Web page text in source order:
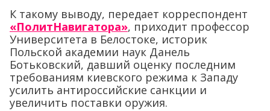
К такому выводу, передает корреспондент
«ПолитНавигатора», приходит профессор
Университета в Белостоке, историк
Польской академии наук Данель
Ботьковский, давший оценку последним
требованиям киевского режима к Западу
усилить антироссийские санкции и
увеличить поставки оружия.